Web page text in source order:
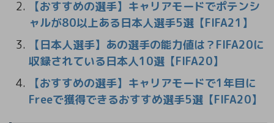
【おすすめの選手】キャリアモードでポテンシ
ャルが80以上ある日本人選手5選【FIFA21】
【日本人選手】あの選手の能力値は？FIFA20に
収録されている日本人10選【FIFA20】
【おすすめの選手】キャリアモードで1年目に
Freeで獲得できるおすすめ選手5選【FIFA20】